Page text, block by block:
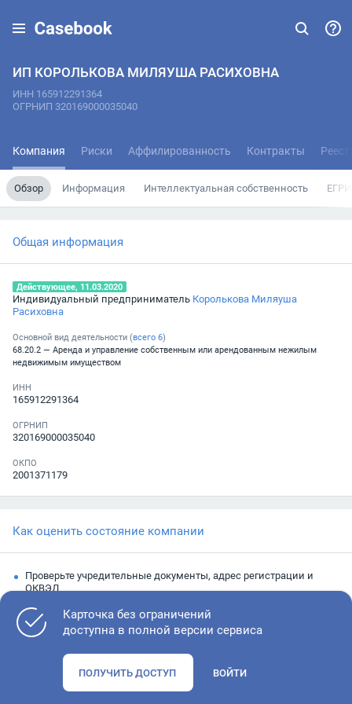
ИП КОРОЛЬКОВА МИЛЯУША РАСИХОВНА
ИНН 165912291364
ОГРНИП 320169000035040
Компания Риски Аффилированность Контракты
Обзор Информация Интеллектуальная собственность
Общая информация
Действующее, 11.03.2020
Индивидуальный предприниматель Королькова Миляуша
Расиховна
Основной вид деятельности (всего 6)
68.20.2 — Аренда и управление собственным или арендованным нежилым
недвижимым имуществом
ИНН
165912291364
ОГРНИП
320169000035040
ОКПО
2001371179
Как оценить состояние компании
Проверьте учредительные документы, адрес регистрации и
ОКВЭД
Запросите выписку из ЕГРЮЛ
Изучите финансовые показатели
Проверьте судебную активность и наличие долгов по
исполнительным производствам
Карточка без ограничений
доступна в полной версии сервиса
ПОЛУЧИТЬ ДОСТУП ВОЙТИ